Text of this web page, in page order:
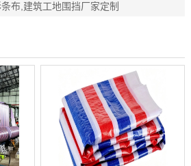
布,建筑工地围挡厂家定制